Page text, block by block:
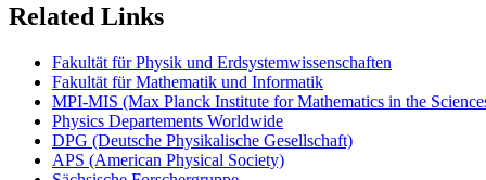
Related Links
Fakultät für Physik und Erdsystemwissenschaften
Fakultät für Mathematik und Informatik
MPI-MIS (Max Planck Institute for Mathematics in the
Physics Departements Worldwide
DPG (Deutsche Physikalische Gesellschaft)
APS (American Physical Society)